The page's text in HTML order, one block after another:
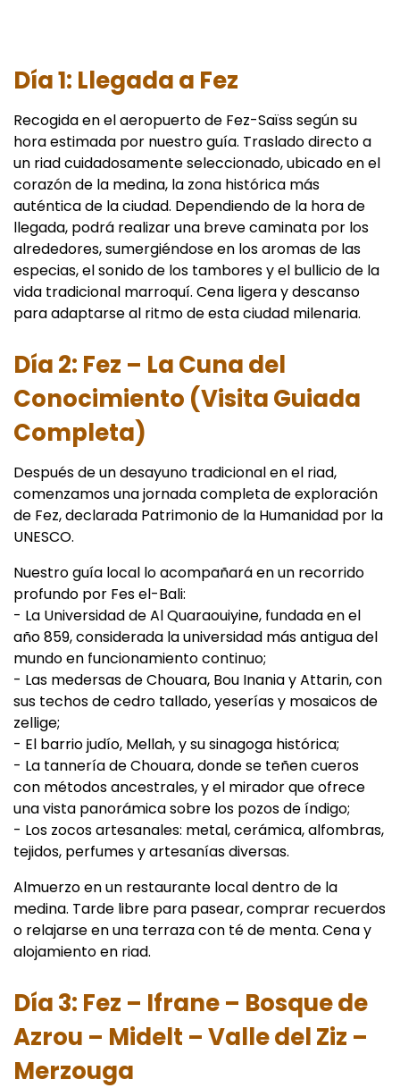
Día 1: Llegada a Fez
Recogida en el aeropuerto de Fez-Saïss según su
hora estimada por nuestro guía. Traslado directo a
un riad cuidadosamente seleccionado, ubicado en el
corazón de la medina, la zona histórica más
auténtica de la ciudad. Dependiendo de la hora de
llegada, podrá realizar una breve caminata por los
alrededores, sumergiéndose en los aromas de las
especias, el sonido de los tambores y el bullicio de la
vida tradicional marroquí. Cena ligera y descanso
para adaptarse al ritmo de esta ciudad milenaria.
Día 2: Fez – La Cuna del
Conocimiento (Visita Guiada
Completa)
Después de un desayuno tradicional en el riad,
comenzamos una jornada completa de exploración
de Fez, declarada Patrimonio de la Humanidad por la
UNESCO.
Nuestro guía local lo acompañará en un recorrido
profundo por Fes el-Bali:
- La Universidad de Al Quaraouiyine, fundada en el
año 859, considerada la universidad más antigua del
mundo en funcionamiento continuo;
- Las medersas de Chouara, Bou Inania y Attarin, con
sus techos de cedro tallado, yeserías y mosaicos de
zellige;
- El barrio judío, Mellah, y su sinagoga histórica;
- La tannería de Chouara, donde se teñen cueros
con métodos ancestrales, y el mirador que ofrece
una vista panorámica sobre los pozos de índigo;
- Los zocos artesanales: metal, cerámica, alfombras,
tejidos, perfumes y artesanías diversas.
Almuerzo en un restaurante local dentro de la
medina. Tarde libre para pasear, comprar recuerdos
o relajarse en una terraza con té de menta. Cena y
alojamiento en riad.
Día 3: Fez – Ifrane – Bosque de
Azrou – Midelt – Valle del Ziz –
Merzouga